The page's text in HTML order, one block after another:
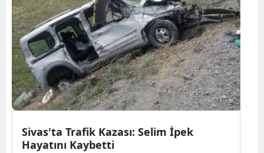
Sivas'ta Trafik Kazası: Selim İpek
Hayatını Kaybetti